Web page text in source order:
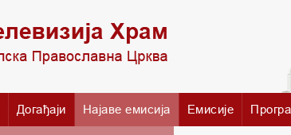
Догађаји Најаве емисија Емисије